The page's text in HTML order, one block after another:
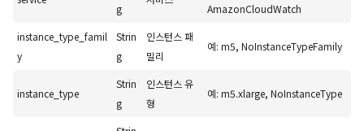
g
AmazonCloudWatch
instance_type_famil
y
Strin
g
인스턴스 패
밀리
예: m5, NoInstanceTypeFamily
instance_type
Strin
g
인스턴스 유
형
예: m5.xlarge, NoInstanceType